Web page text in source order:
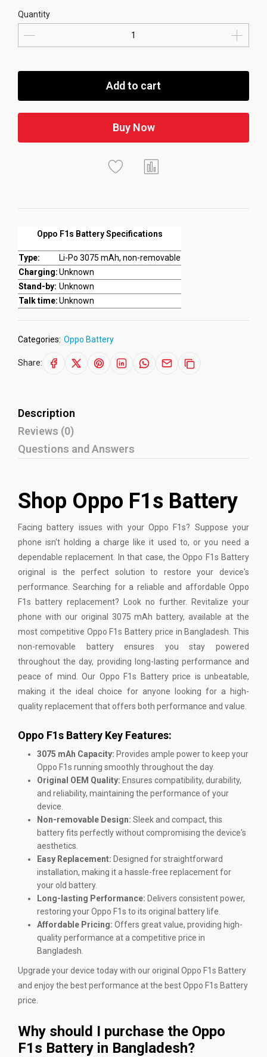
Oppo F1s Battery Specifications
Type:
Li-Po 3075 mAh, non-removable
Charging:Unknown
Stand-by: Unknown
Talk time:Unknown
Quantity
Add to cart
Buy Now
Categories: Oppo Battery
Share:
Description
Reviews (0)
Questions and Answers
Shop Oppo F1s Battery
Facing battery issues with your Oppo F1s? Suppose your
phone isn't holding a charge like it used to, or you need a
dependable replacement. In that case, the Oppo F1s Battery
original is the perfect solution to restore your device's
performance. Searching for a reliable and affordable Oppo
F1s battery replacement? Look no further. Revitalize your
phone with our original 3075 mAh battery, available at the
most competitive Oppo F1s Battery price in Bangladesh. This
non-removable battery ensures you stay powered
throughout the day, providing long-lasting performance and
peace of mind. Our Oppo F1s Battery price is unbeatable,
making it the ideal choice for anyone looking for a high-
quality replacement that offers both performance and value.
Oppo F1s Battery Key Features:
3075 mAh Capacity: Provides ample power to keep your
Oppo F1s running smoothly throughout the day.
Original OEM Quality: Ensures compatibility, durability,
and reliability, maintaining the performance of your
device.
Non-removable Design: Sleek and compact, this
battery fits perfectly without compromising the device's
aesthetics.
Easy Replacement: Designed for straightforward
installation, making it a hassle-free replacement for
your old battery.
Long-lasting Performance: Delivers consistent power,
restoring your Oppo F1s to its original battery life.
Affordable Pricing: Offers great value, providing high-
quality performance at a competitive price in
Bangladesh.
Upgrade your device today with our original Oppo F1s Battery
and enjoy the best performance at the best Oppo F1s Battery
price.
Why should I purchase the Oppo
F1s Battery in Bangladesh?